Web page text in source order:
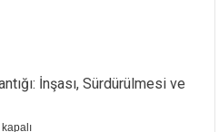
İnşası, Sürdürülmesi ve